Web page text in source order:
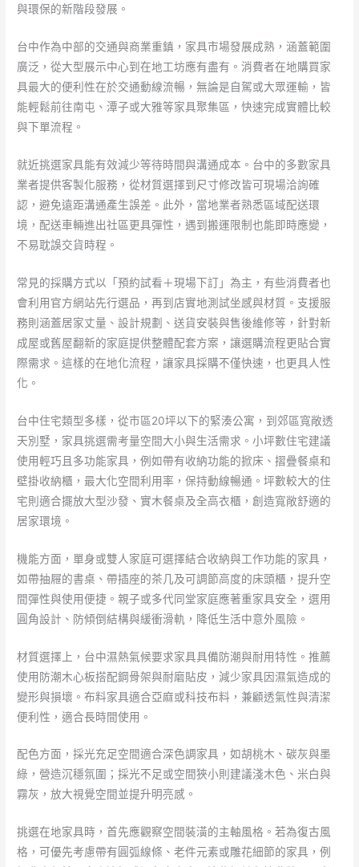
與環保的新階段發展。
台中作為中部的交通與商業重鎮，家具市場發展成熟，涵蓋範圍
廣泛，從大型展示中心到在地工坊應有盡有。消費者在地購買家
具最大的便利性在於交通動線流暢，無論是自駕或大眾運輸，皆
能輕鬆前往南屯、潭子或大雅等家具聚集區，快速完成實體比較
與下單流程。
就近挑選家具能有效減少等待時間與溝通成本。台中的多數家具
業者提供客製化服務，從材質選擇到尺寸修改皆可現場洽詢確
認，避免遠距溝通產生誤差。此外，當地業者熟悉區域配送環
境，配送車輛進出社區更具彈性，遇到搬運限制也能即時應變，
不易耽誤交貨時程。
常見的採購方式以「預約試看＋現場下訂」為主，有些消費者也
會利用官方網站先行選品，再到店實地測試坐感與材質。支援服
務則涵蓋居家丈量、設計規劃、送貨安裝與售後維修等，針對新
成屋或舊屋翻新的家庭提供整體配套方案，讓選購流程更貼合實
際需求。這樣的在地化流程，讓家具採購不僅快速，也更具人性
化。
台中住宅類型多樣，從市區20坪以下的緊湊公寓，到郊區寬敞透
天別墅，家具挑選需考量空間大小與生活需求。小坪數住宅建議
使用輕巧且多功能家具，例如帶有收納功能的掀床、摺疊餐桌和
壁掛收納櫃，最大化空間利用率，保持動線暢通。坪數較大的住
宅則適合擺放大型沙發、實木餐桌及全高衣櫃，創造寬敞舒適的
居家環境。
機能方面，單身或雙人家庭可選擇結合收納與工作功能的家具，
如帶抽屜的書桌、帶插座的茶几及可調節高度的床頭櫃，提升空
間彈性與使用便捷。親子或多代同堂家庭應著重家具安全，選用
圓角設計、防傾倒結構與緩衝滑軌，降低生活中意外風險。
材質選擇上，台中濕熱氣候要求家具具備防潮與耐用特性。推薦
使用防潮木心板搭配鋼骨架與耐磨貼皮，減少家具因濕氣造成的
變形與損壞。布料家具適合亞麻或科技布料，兼顧透氣性與清潔
便利性，適合長時間使用。
配色方面，採光充足空間適合深色調家具，如胡桃木、碳灰與墨
綠，營造沉穩氛圍；採光不足或空間狹小則建議淺木色、米白與
霧灰，放大視覺空間並提升明亮感。
挑選在地家具時，首先應觀察空間裝潢的主軸風格。若為復古風
格，可優先考慮帶有圓弧線條、老件元素或雕花細節的家具，例